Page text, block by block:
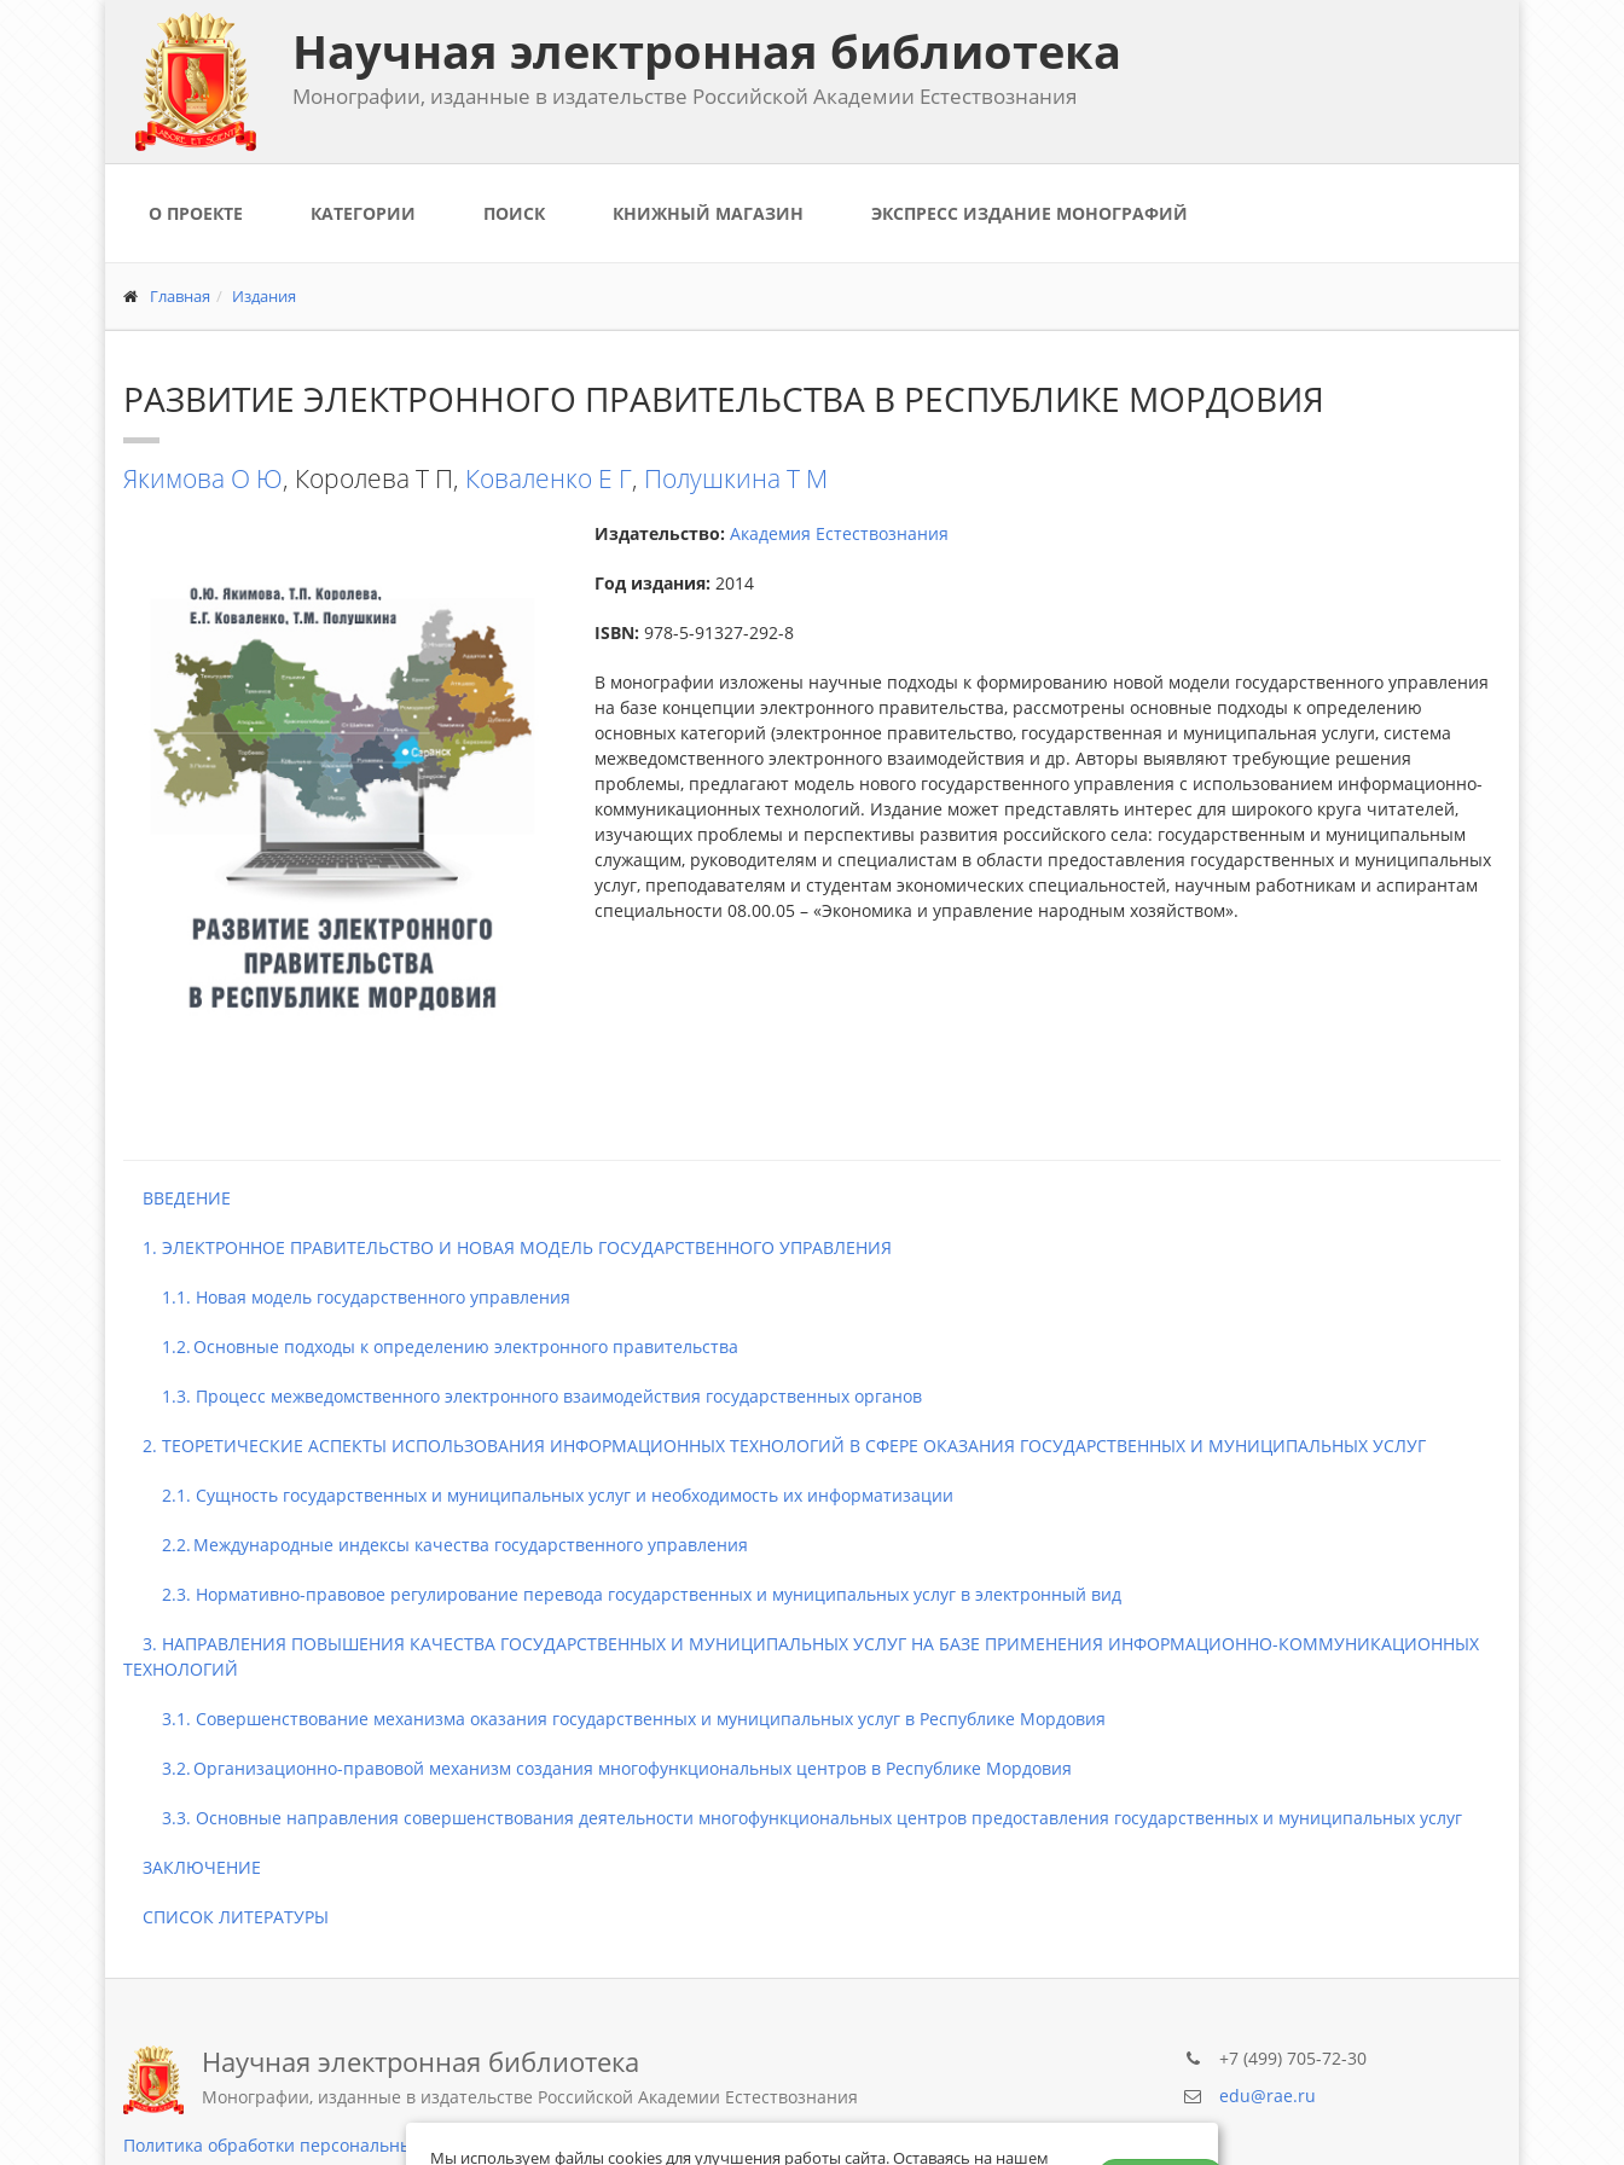
Научная электронная библиотека
Монографии, изданные в издательстве Российской Академии Естествознания
О ПРОЕКТЕ КАТЕГОРИИ ПОИСК КНИЖНЫЙ МАГАЗИН ЭКСПРЕСС ИЗДАНИЕ МОНОГРАФИЙ
Главная Издания
РАЗВИТИЕ ЭЛЕКТРОННОГО ПРАВИТЕЛЬСТВА В РЕСПУБЛИКЕ МОРДОВИЯ
Якимова О Ю, Королева Т П, Коваленко Е Г, Полушкина Т М
Издательство: Академия Естествознания
Год издания: 2014
ISBN: 978-5-91327-292-8
В монографии изложены научные подходы к формированию новой модели государственного управления
на базе концепции электронного правительства, рассмотрены основные подходы к определению
основных категорий (электронное правительство, государственная и муниципальная услуги, система
межведомственного электронного взаимодействия и др. Авторы выявляют требующие решения
проблемы, предлагают модель нового государственного управления с использованием информационно-
коммуникационных технологий. Издание может представлять интерес для широкого круга читателей,
изучающих проблемы и перспективы развития российского села: государственным и муниципальным
служащим, руководителям и специалистам в области предоставления государственных и муниципальных
услуг, преподавателям и студентам экономических специальностей, научным работникам и аспирантам
специальности 08.00.05 – «Экономика и управление народным хозяйством».
ВВЕДЕНИЕ
1. ЭЛЕКТРОННОЕ ПРАВИТЕЛЬСТВО И НОВАЯ МОДЕЛЬ ГОСУДАРСТВЕННОГО УПРАВЛЕНИЯ
1.1. Новая модель государственного управления
1.2. Основные подходы к определению электронного правительства
1.3. Процесс межведомственного электронного взаимодействия государственных органов
2. ТЕОРЕТИЧЕСКИЕ АСПЕКТЫ ИСПОЛЬЗОВАНИЯ ИНФОРМАЦИОННЫХ ТЕХНОЛОГИЙ В СФЕРЕ ОКАЗАНИЯ ГОСУДАРСТВЕННЫХ И МУНИЦИПАЛЬНЫХ УСЛУГ
2.1. Сущность государственных и муниципальных услуг и необходимость их информатизации
2.2. Международные индексы качества государственного управления
2.3. Нормативно-правовое регулирование перевода государственных и муниципальных услуг в электронный вид
3. НАПРАВЛЕНИЯ ПОВЫШЕНИЯ КАЧЕСТВА ГОСУДАРСТВЕННЫХ И МУНИЦИПАЛЬНЫХ УСЛУГ НА БАЗЕ ПРИМЕНЕНИЯ ИНФОРМАЦИОННО-КОММУНИКАЦИОННЫХ
ТЕХНОЛОГИЙ
3.1. Совершенствование механизма оказания государственных и муниципальных услуг в Республике Мордовия
3.2. Организационно-правовой механизм создания многофункциональных центров в Республике Мордовия
3.3. Основные направления совершенствования деятельности многофункциональных центров предоставления государственных и муниципальных услуг
ЗАКЛЮЧЕНИЕ
СПИСОК ЛИТЕРАТУРЫ
Научная электронная библиотека
Монографии, изданные в издательстве Российской Академии Естествознания
Политика обработки персональных данных
+7 (499) 705-72-30
edu@rae.ru
Мы используем файлы cookies для улучшения работы сайта. Оставаясь на нашем